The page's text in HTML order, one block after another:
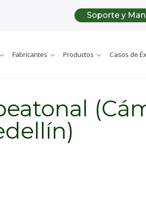
Soporte y
Fabricantes Productos Casos de